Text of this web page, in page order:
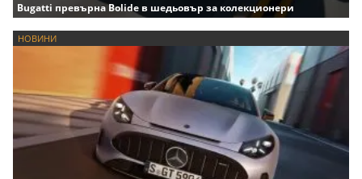
Bugatti превърна Bolide в шедьовър за колекционери
НОВИНИ